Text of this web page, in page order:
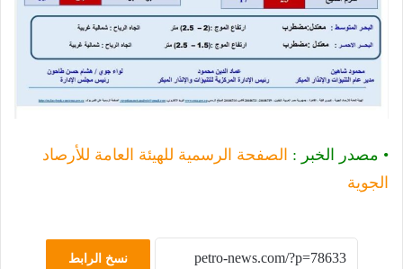
• مصدر الخبر : الصفحة الرسمية للهيئة العامة للأرصاد
الجوية
نسخ الرابط